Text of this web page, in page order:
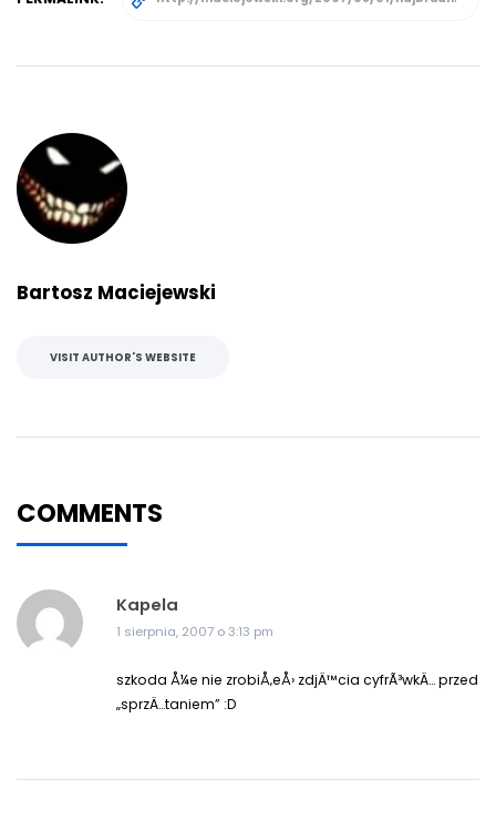
Bartosz Maciejewski
VISIT AUTHOR'S WEBSITE
COMMENTS
Kapela
1 sierpnia, 2007 o 3:13 pm
szkoda Å¼e nie zrobiÅ‚eÅ› zdjÄ™cia cyfrÃ³wkÄ… przed
„sprzÄ…taniem” :D